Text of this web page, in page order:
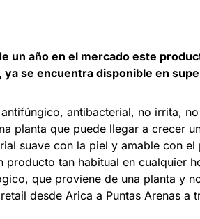
un año en el mercado este
ya se encuentra disponible en
antibacterial, no irrita,
planta que puede llegar a crecer
suave con la piel y amable con
producto tan habitual en cualquier
que proviene de una planta y
desde Arica a Puntas Arenas a